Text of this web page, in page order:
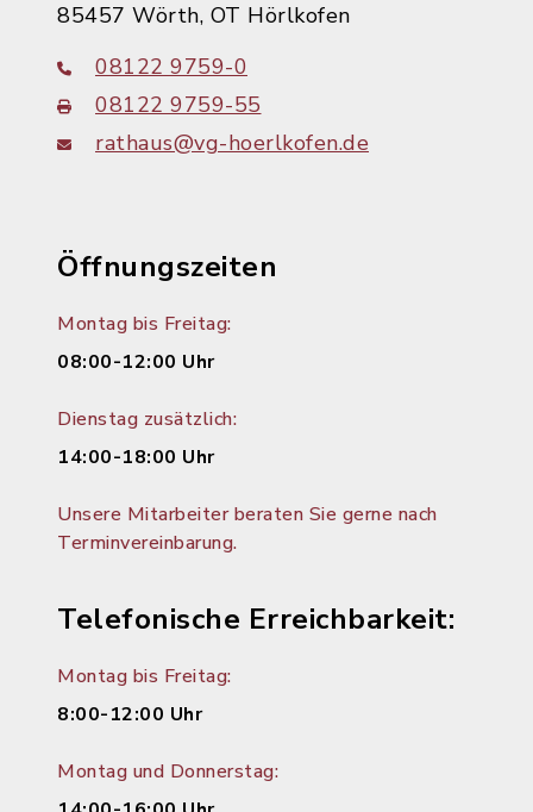
85457 Wörth, OT Hörlkofen
08122 9759-0
08122 9759-55
rathaus@vg-hoerlkofen.de
Öffnungszeiten
Montag bis Freitag:
08:00-12:00 Uhr
Dienstag zusätzlich:
14:00-18:00 Uhr
Unsere Mitarbeiter beraten Sie gerne nach
Terminvereinbarung.
Telefonische Erreichbarkeit:
Montag bis Freitag:
8:00-12:00 Uhr
Montag und Donnerstag: